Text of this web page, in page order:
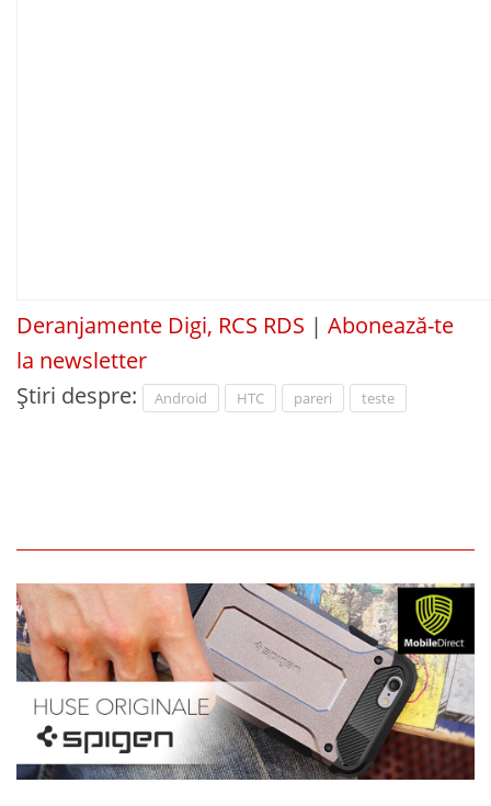
Deranjamente Digi, RCS RDS | Abonează-te
la newsletter
Știri despre:
Android HTC pareri teste